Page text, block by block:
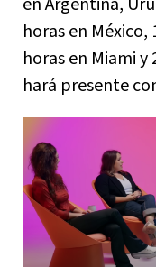
horas en
horas en Miami y
hará presente